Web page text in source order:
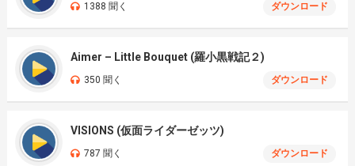
1388 聞く ダウンロード
Aimer – Little Bouquet (羅小黒戦記２)
350 聞く ダウンロード
VISIONS (仮面ライダーゼッツ)
787 聞く ダウンロード